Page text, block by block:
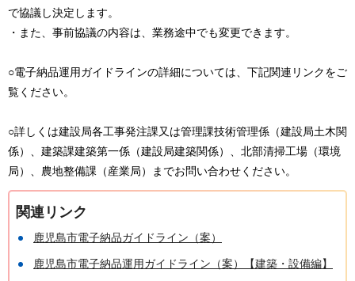
で協議し決定します。
・また、事前協議の内容は、業務途中でも変更できます。
○電子納品運用ガイドラインの詳細については、下記関連リンクをご
覧ください。
○詳しくは建設局各工事発注課又は管理課技術管理係（建設局土木関
係）、建築課建築第一係（建設局建築関係）、北部清掃工場（環境
局）、農地整備課（産業局）までお問い合わせください。
関連リンク
鹿児島市電子納品ガイドライン（案）
鹿児島市電子納品運用ガイドライン（案）【建築・設備編】